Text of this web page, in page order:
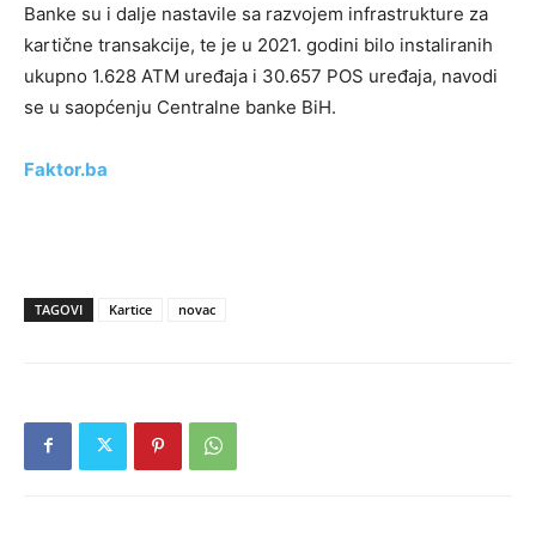
Banke su i dalje nastavile sa razvojem infrastrukture za
kartične transakcije, te je u 2021. godini bilo instaliranih
ukupno 1.628 ATM uređaja i 30.657 POS uređaja, navodi
se u saopćenju Centralne banke BiH.
Faktor.ba
TAGOVI Kartice novac